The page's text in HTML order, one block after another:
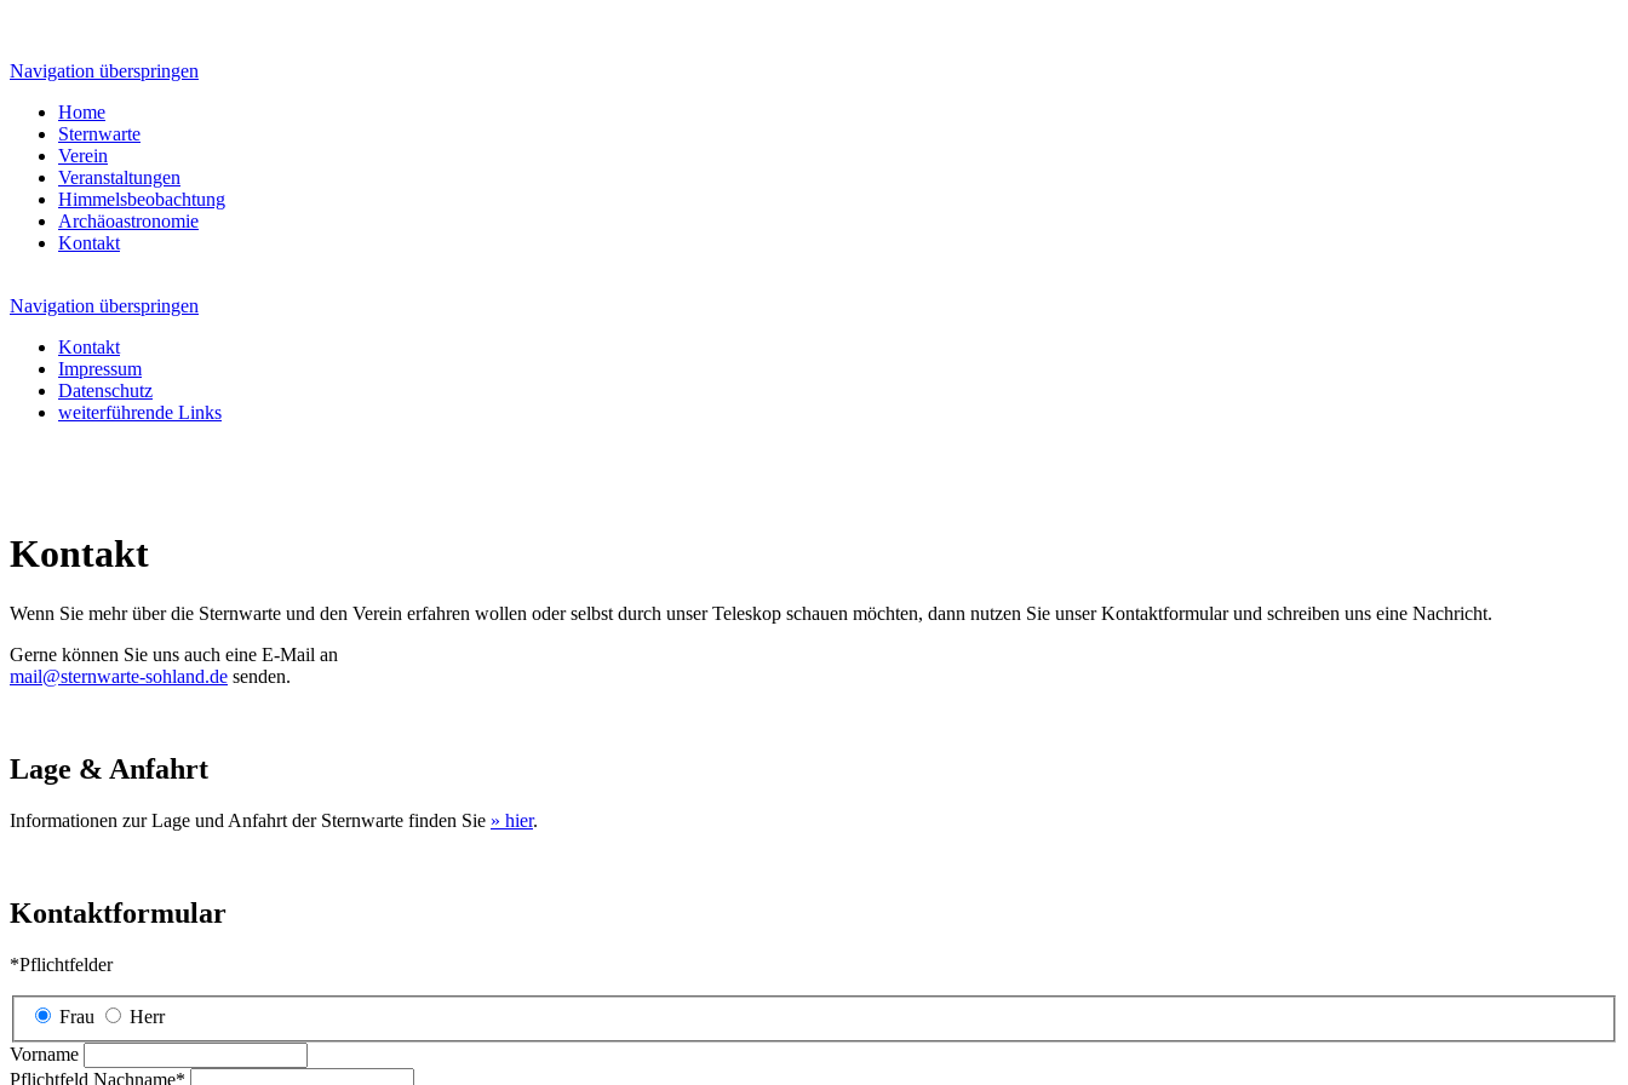
Navigation überspringen
Home
Sternwarte
Verein
Veranstaltungen
Himmelsbeobachtung
Archäoastronomie
Kontakt
Navigation überspringen
Kontakt
Impressum
Datenschutz
weiterführende Links
Kontakt
Wenn Sie mehr über die Sternwarte und den Verein erfahren wollen oder selbst durch unser Teleskop schauen möchten, dann nutzen Sie unser Kontaktformular und schreiben uns eine Nachricht.
Gerne können Sie uns auch eine E-Mail an
mail@sternwarte-sohland.de senden.
Lage & Anfahrt
Informationen zur Lage und Anfahrt der Sternwarte finden Sie » hier.
Kontaktformular
*Pflichtfelder
Frau
Herr
Vorname
Pflichtfeld Nachname*